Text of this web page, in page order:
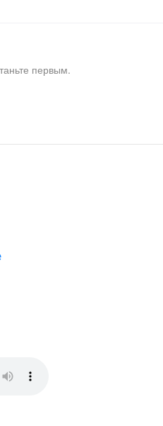
первым.